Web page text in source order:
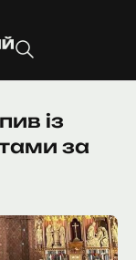
із
за